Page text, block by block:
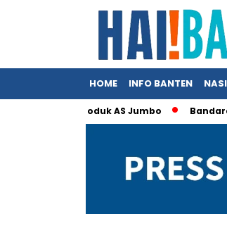
HOME INFO BANTEN
Produk AS Jumbo Bandara Soetta